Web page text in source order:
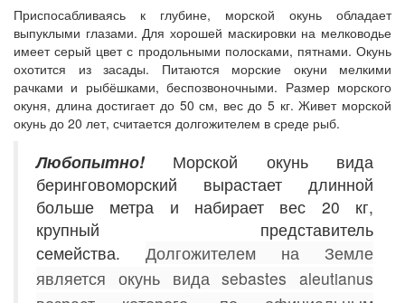
Приспосабливаясь к глубине, морской окунь обладает
выпуклыми глазами. Для хорошей маскировки на мелководье
имеет серый цвет с продольными полосками, пятнами. Окунь
охотится из засады. Питаются морские окуни мелкими
рачками и рыбёшками, беспозвоночными. Размер морского
окуня, длина достигает до 50 см, вес до 5 кг. Живет морской
окунь до 20 лет, считается долгожителем в среде рыб.
Любопытно!Морской окунь вида
беринговоморский вырастает длинной
больше метра и набирает вес 20 кг,
крупный представитель
семейства. Долгожителем на Земле
является окунь вида sebastes aleutianus